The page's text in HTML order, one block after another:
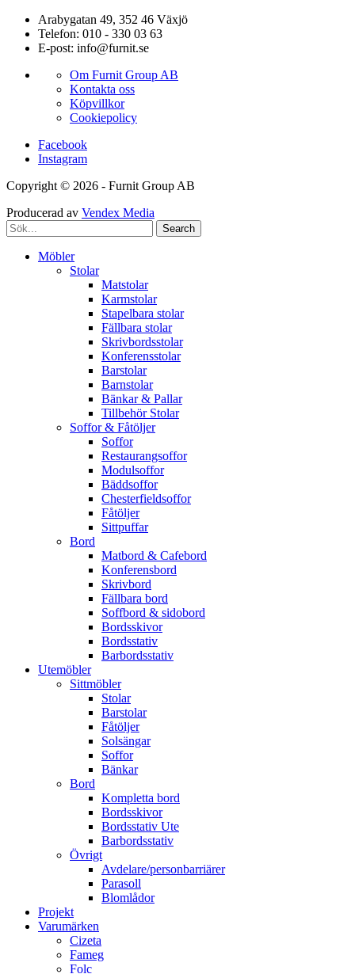
Arabygatan 49, 352 46 Växjö
Telefon: 010 - 330 03 63
E-post: info@furnit.se
Om Furnit Group AB
Kontakta oss
Köpvillkor
Cookiepolicy
Facebook
Instagram
Copyright © 2026 - Furnit Group AB
Producerad av Vendex Media
Search
Möbler
Stolar
Matstolar
Karmstolar
Stapelbara stolar
Fällbara stolar
Skrivbordsstolar
Konferensstolar
Barstolar
Barnstolar
Bänkar & Pallar
Tillbehör Stolar
Soffor & Fåtöljer
Soffor
Restaurangsoffor
Modulsoffor
Bäddsoffor
Chesterfieldsoffor
Fåtöljer
Sittpuffar
Bord
Matbord & Cafebord
Konferensbord
Skrivbord
Fällbara bord
Soffbord & sidobord
Bordsskivor
Bordsstativ
Barbordsstativ
Utemöbler
Sittmöbler
Stolar
Barstolar
Fåtöljer
Solsängar
Soffor
Bänkar
Bord
Kompletta bord
Bordsskivor
Bordsstativ Ute
Barbordsstativ
Övrigt
Avdelare/personbarriärer
Parasoll
Blomlådor
Projekt
Varumärken
Cizeta
Fameg
Folc